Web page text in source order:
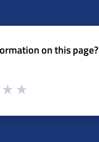
on this page?